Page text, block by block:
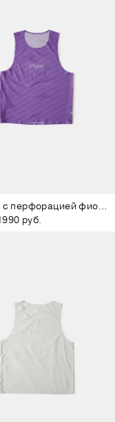
Майка с перфорацией фиолетовая
руб.